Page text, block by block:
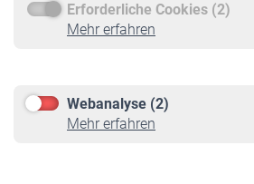
Erforderliche Cookies (2)
Mehr erfahren
Webanalyse (2)
Mehr erfahren
Service
Informationen
Online-Rechner
VBLnewsletter